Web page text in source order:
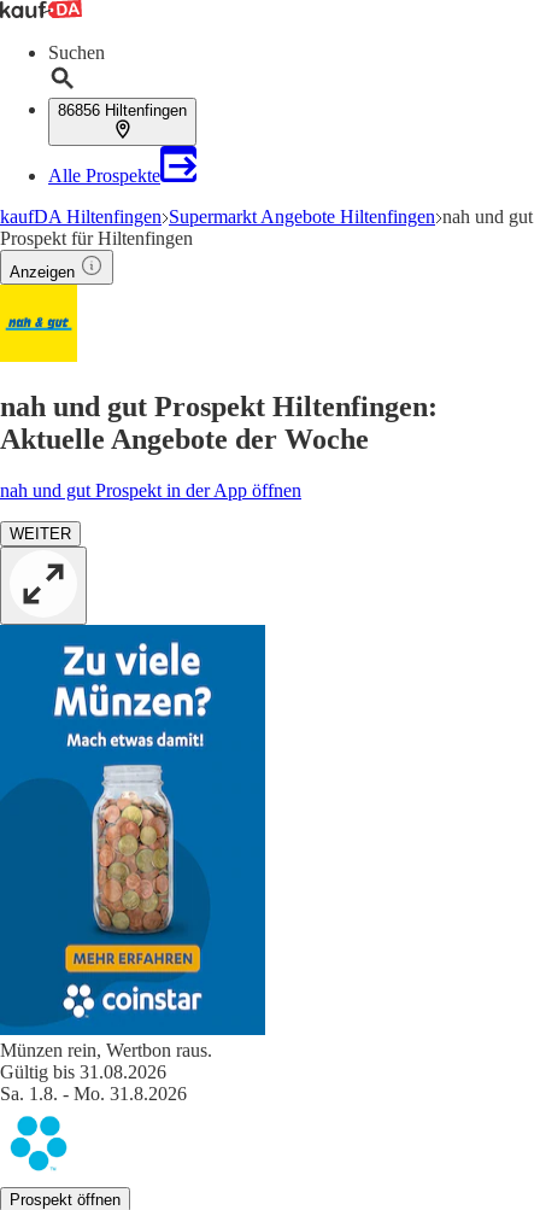
Suchen
86856 Hiltenfingen
Alle Prospekte
kaufDA Hiltenfingen Supermarkt Angebote Hiltenfingen nah und gut
Prospekt für Hiltenfingen
Anzeigen
nah und gut Prospekt Hiltenfingen:
Aktuelle Angebote der Woche
nah und gut Prospekt in der App öffnen
WEITER
Münzen rein, Wertbon raus.
Gültig bis 31.08.2026
Sa. 1.8. - Mo. 31.8.2026
Prospekt öffnen